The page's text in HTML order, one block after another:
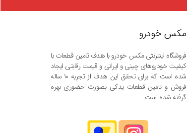
مکس خودرو
فروشگاه اینترنتی مکس خودرو با هدف تامین قطعات با
کیفیت خودروهای چینی و ایرانی و قیمت رقابتی ایجاد
شده است که برای تحقق این هدف از تجربه ۱۰ ساله
فروش و تامین قطعات یدکی بصورت حضوری بهره
گرفته شده است.